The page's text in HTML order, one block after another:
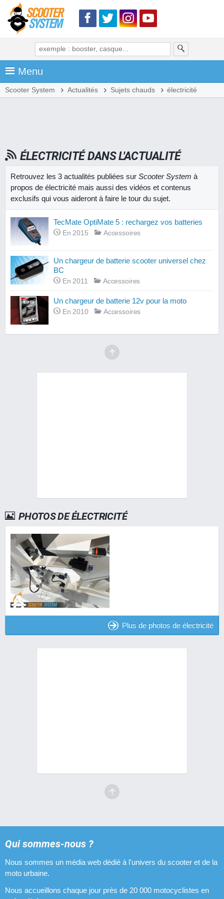
Menu
Scooter System Actualités Sujets chauds électricité
ÉLECTRICITÉ DANS L'ACTUALITÉ
Retrouvez les 3 actualités publiées sur Scooter System à
propos de électricité mais aussi des vidéos et contenus
exclusifs qui vous aideront à faire le tour du sujet.
TecMate OptiMate 5 : rechargez vos batteries
En 2015 Accessoires
Un chargeur de batterie scooter universel chez
BC
En 2011 Accessoires
Un chargeur de batterie 12v pour la moto
En 2010 Accessoires
PHOTOS DE ÉLECTRICITÉ
Plus de photos de électricité
Qui sommes-nous ?
Nous sommes un média web dédié à l'univers du scooter et de la
moto urbaine.
Nous accueillons chaque jour près de 20 000 motocyclistes en